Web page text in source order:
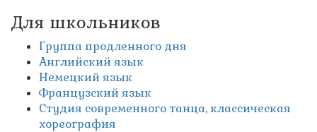
Для школьников
Группа продленного дня
Английский язык
Немецкий язык
Французский язык
Студия современного танца, классическая
хореография